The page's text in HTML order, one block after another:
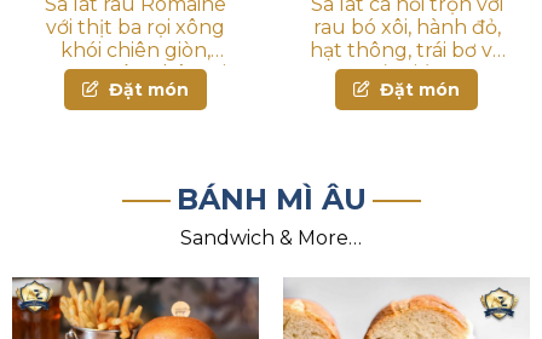
với thịt ba rọi xông
khói chiên giòn,
trứng cút, phô mai
parmesan chiên giòn
Đặt món
rau bó xôi, hành đỏ,
hạt thông, trái bơ và
sốt giấm
Đặt món
BÁNH MÌ ÂU
Sandwich & More…